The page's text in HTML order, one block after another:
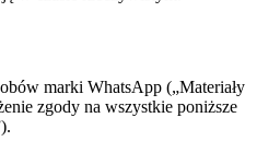
marki WhatsApp („Materiały
zgody na wszystkie poniższe